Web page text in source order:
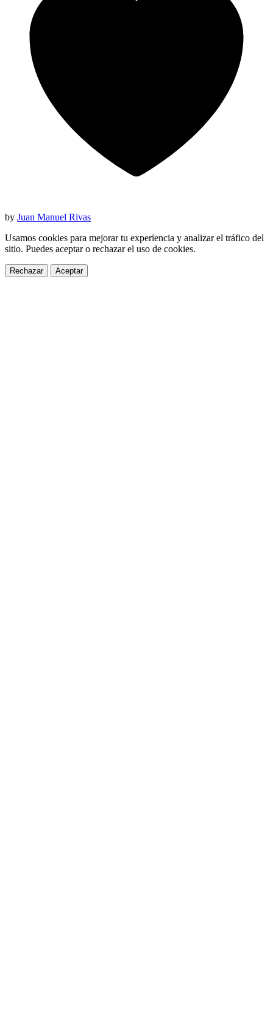
by Juan Manuel Rivas
Usamos cookies para mejorar tu experiencia y analizar el tráfico del
sitio. Puedes aceptar o rechazar el uso de cookies.
Rechazar Aceptar